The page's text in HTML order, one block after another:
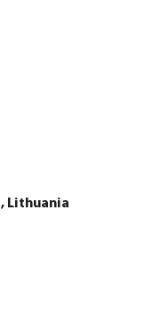
um
über die
Sie alle Vorteile.
Lithuania